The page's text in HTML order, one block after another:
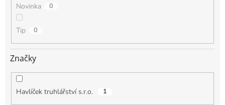
Novinka 0
Tip 0
Značky
Havlíček truhlářství s.r.o. 1